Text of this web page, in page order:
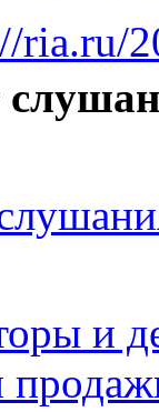
ria.ru/
и